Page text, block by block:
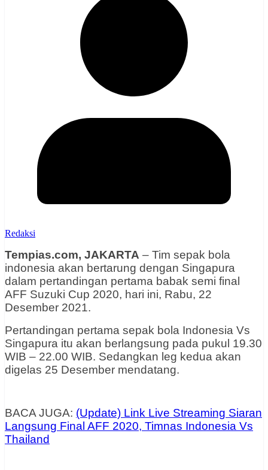
Redaksi
Tempias.com, JAKARTA – Tim sepak bola
indonesia akan bertarung dengan Singapura
dalam pertandingan pertama babak semi final
AFF Suzuki Cup 2020, hari ini, Rabu, 22
Desember 2021.
Pertandingan pertama sepak bola Indonesia Vs
Singapura itu akan berlangsung pada pukul 19.30
WIB – 22.00 WIB. Sedangkan leg kedua akan
digelas 25 Desember mendatang.
BACA JUGA: (Update) Link Live Streaming Siaran
Langsung Final AFF 2020, Timnas Indonesia Vs
Thailand